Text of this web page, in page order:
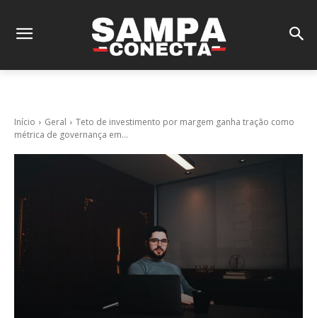
Início Geral
Teto de investimento por margem ganha tração como
métrica de governança em...